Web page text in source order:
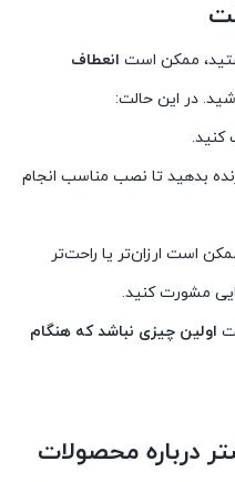
ممکن است انعطاف
در این حالت:
کنید.
بدهید تا نصب مناسب انجام
است ارزان‌تر یا راحت‌تر
مشورت کنید.
اولین چیزی نباشد که هنگام
درباره محصولات